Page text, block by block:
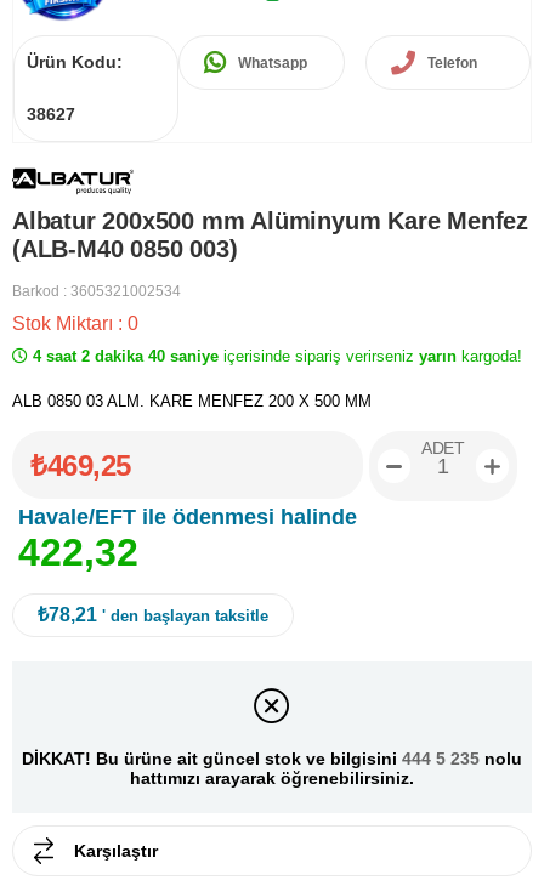
Ürün Kodu:
38627
Whatsapp Telefon
Albatur 200x500 mm Alüminyum Kare Menfez
(ALB-M40 0850 003)
Barkod : 3605321002534
Stok Miktarı : 0
4 saat 2 dakika 40 saniye içerisinde sipariş verirseniz yarın kargoda!
ALB 0850 03 ALM. KARE MENFEZ 200 X 500 MM
₺469,25
Havale/EFT ile ödenmesi halinde
422,32
ADET
₺78,21 ' den başlayan taksitle
DİKKAT! Bu ürüne ait güncel stok ve bilgisini 444 5 235 nolu
hattımızı arayarak öğrenebilirsiniz.
Karşılaştır